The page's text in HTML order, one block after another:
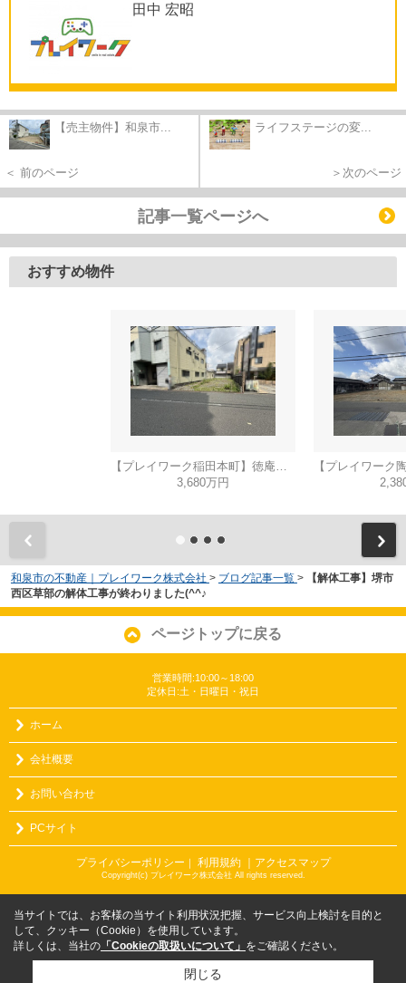
田中 宏昭
【売主物件】和泉市...
＜ 前のページ
ライフステージの変...
＞次のページ
記事一覧ページへ
おすすめ物件
【プレイワーク稲田本町】徳庵駅まで歩6分・土地53坪・前道6ｍ・更地渡し
3,680万円
和泉市の不動産｜プレイワーク株式会社 > ブログ記事一覧 >
【解体工事】堺市
西区草部の解体工事が終わりました(^^♪
ページトップに戻る
営業時間:10:00～18:00
定休日:土・日曜日・祝日
ホーム
会社概要
お問い合わせ
PCサイト
プライバシーポリシー ｜ 利用規約 ｜アクセスマップ
Copyright(c) プレイワーク株式会社 All rights reserved.
当サイトでは、お客様の当サイト利用状況把握、サービス向上検討を目的と
して、クッキー（Cookie）を使用しています。
詳しくは、当社の 「Cookieの取扱いについて」 をご確認ください。
閉じる